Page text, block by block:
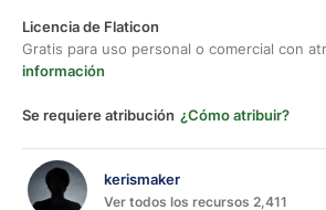
Licencia de Flaticon
Gratis para uso personal o comercial con
información
Se requiere atribución ¿Cómo atribuir?
kerismaker
Ver todos los recursos 2,411